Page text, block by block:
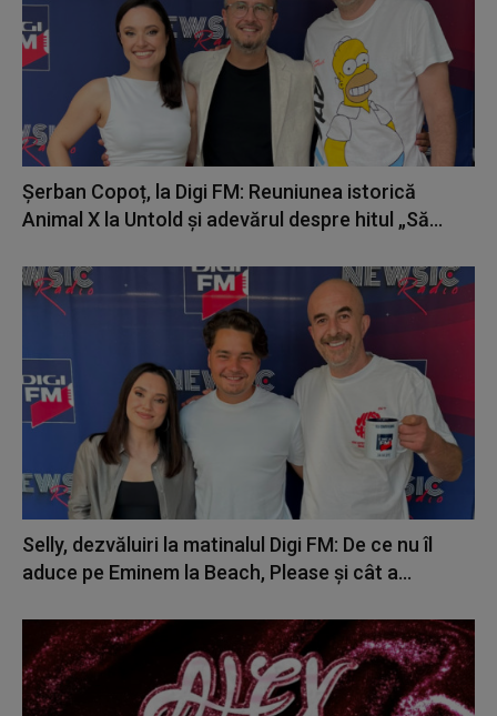
Șerban Copoț, la Digi FM: Reuniunea istorică
Animal X la Untold și adevărul despre hitul „Să...
Selly, dezvăluiri la matinalul Digi FM: De ce nu îl
aduce pe Eminem la Beach, Please și cât a...